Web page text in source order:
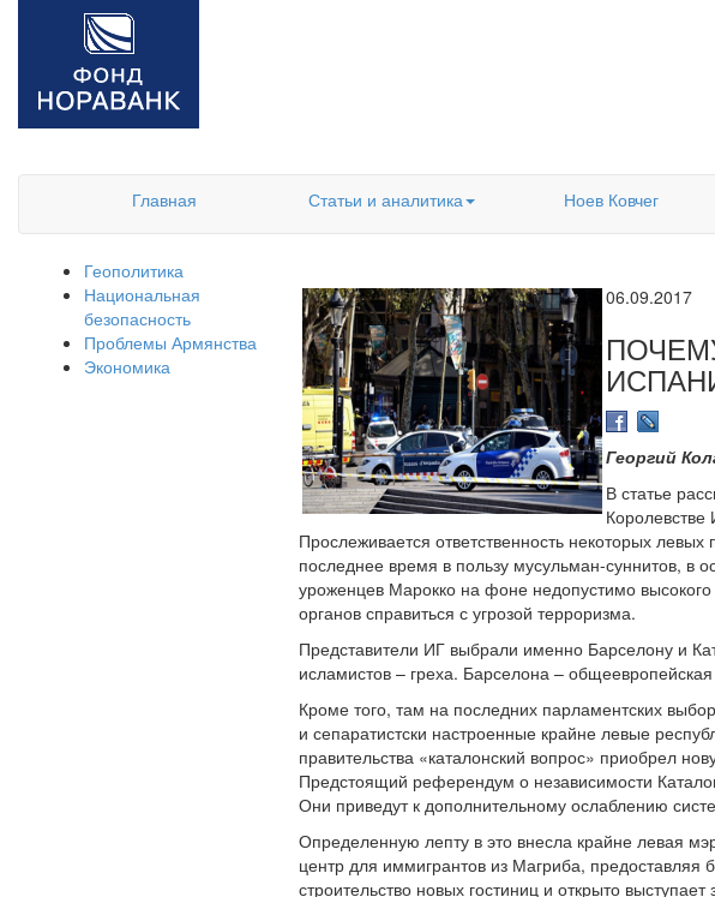
Главная
Статьи и аналитика Ноев Ковчег
Геополитика
Национальная
безопасность
Проблемы Армянства
Экономика
06.09.2017
Георгий
В статье
Королевстве
Прослеживается ответственность некоторых
последнее время в пользу мусульман-суннитов, в
уроженцев Марокко на фоне недопустимо
органов справиться с угрозой терроризма.
Представители ИГ выбрали именно Барселону и
исламистов – греха. Барселона –
Кроме того, там на последних парламентских
и сепаратистски настроенные крайне левые
правительства «каталонский вопрос» приобрел
Предстоящий референдум о независимости
Они приведут к дополнительному ослаблению
Определенную лепту в это внесла крайне левая
центр для иммигрантов из Магриба, предоставляя
строительство новых гостиниц и открыто